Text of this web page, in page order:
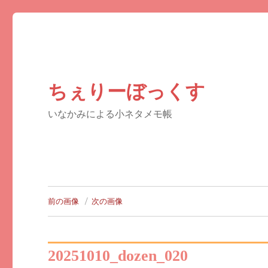
ちぇりーぼっくす
いなかみによる小ネタメモ帳
前の画像 次の画像
20251010_dozen_020